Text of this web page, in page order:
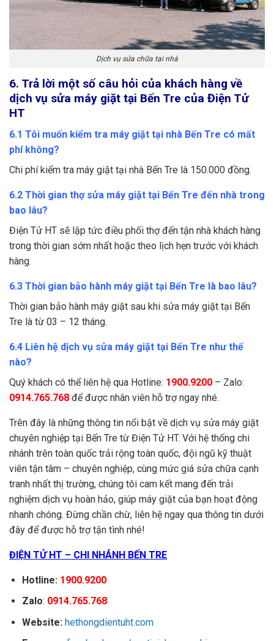
Dịch vụ sửa chữa tại nhà
6. Trả lời một số câu hỏi của khách hàng về
dịch vụ sửa máy giặt tại Bến Tre của Điện Tử
HT
6.1 Tôi muốn kiểm tra máy giặt tại nhà Bến Tre có mất
phí không?
Chi phí kiểm tra máy giặt tại nhà Bến Tre là 150.000 đồng.
6.2 Thời gian thợ sửa máy giặt tại Bến Tre đến nhà trong
bao lâu?
Điện Tử HT sẽ lập tức điều phối thợ đến tận nhà khách hàng
trong thời gian sớm nhất hoặc theo lịch hẹn trước với khách
hàng.
6.3 Thời gian bảo hành máy giặt tại Bến Tre là bao lâu?
Thời gian bảo hành máy giặt sau khi sửa máy giặt tại Bến
Tre là từ 03 – 12 tháng.
6.4 Liên hệ dịch vụ sửa máy giặt tại Bến Tre như thế
nào?
Quý khách có thể liên hệ qua Hotline: 1900.9200 – Zalo:
0914.765.768 để được nhân viên hỗ trợ ngay nhé.
Trên đây là những thông tin nổi bật về dịch vụ sửa máy giặt
chuyên nghiệp tại Bến Tre từ Điện Tử HT. Với hệ thống chi
nhánh trên toàn quốc trải rộng toàn quốc, đội ngũ kỹ thuật
viên tận tâm – chuyên nghiệp, cùng mức giá sửa chữa cạnh
tranh nhất thị trường, chúng tôi cam kết mang đến trải
nghiệm dịch vụ hoàn hảo, giúp máy giặt của bạn hoạt động
nhanh chóng. Đừng chần chừ, liên hệ ngay qua thông tin dưới
đây để được hỗ trợ tận tình nhé!
ĐIỆN TỬ HT – CHI NHÁNH BẾN TRE
Hotline: 1900.9200
Zalo: 0914.765.768
Website: hethongdientuht.com